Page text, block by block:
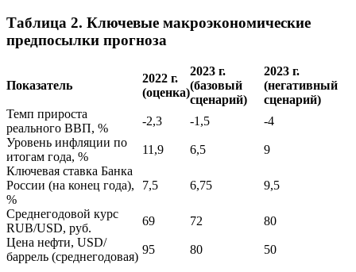
Таблица 2. Ключевые макроэкономические
предпосылки прогноза
Показатель
2022 г.
(оценка)
2023 г.
(базовый
сценарий)
2023 г.
(негативный
сценарий)
Темп прироста
реального ВВП, %
-2,3 -1,5
-4
Уровень инфляции по
итогам года, %
11,9 6,5
9
Ключевая ставка Банка
России (на конец года),
%
7,5 6,75 9,5
Среднегодовой курс
RUB/USD, руб.
69 72
80
Цена нефти, USD/
баррель (среднегодовая)
95 80 50